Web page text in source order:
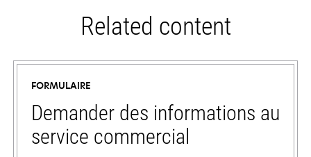
Related content
FORMULAIRE
Demander des informations au
service commercial